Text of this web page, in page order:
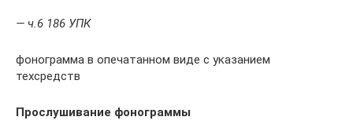
— ч.6 186 УПК
фонограмма в опечатанном виде с указанием
техсредств
Прослушивание фонограммы